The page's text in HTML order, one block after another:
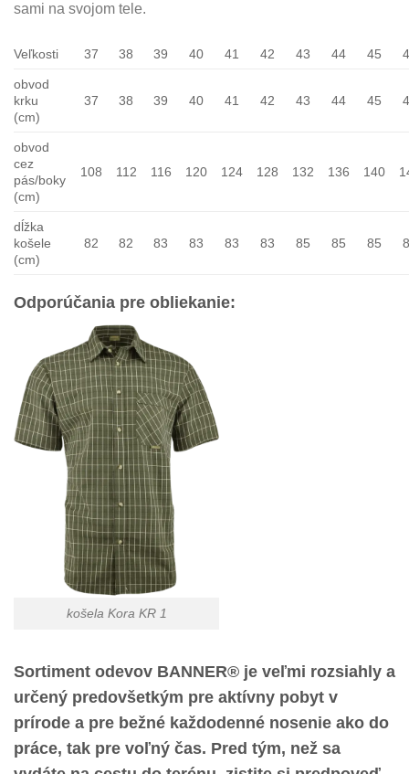
sami na svojom tele.
Veľkosti 37 38 39 40 41 42 43 44 45
obvod
krku
(cm)
37 38 39 40 41 42 43 44 45
obvod
cez
pás/boky
(cm)
108 112 116 120 124 128 132 136 140
dĺžka
košele
(cm)
82 82 83 83 83 83 85 85 85
Odporúčania pre obliekanie:
košela Kora KR 1
Sortiment odevov BANNER® je veľmi rozsiahly a
určený predovšetkým pre aktívny pobyt v
prírode a pre bežné každodenné nosenie ako do
práce, tak pre voľný čas. Pred tým, než sa